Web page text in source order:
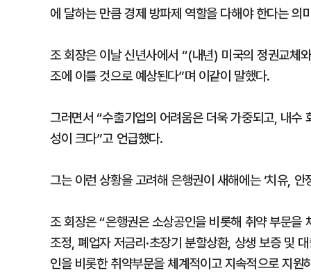
에 달하는 만큼 경제 방파제 역할을 다해야 한다는 의
조 회장은 이날 신년사에서 “(내년) 미국의 정권교체
조에 이를 것으로 예상된다”며 이같이 말했다.
그러면서 “수출기업의 어려움은 더욱 가중되고, 내
성이 크다”고 언급했다.
그는 이런 상황을 고려해 은행권이 새해에는 ‘치유,
조 회장은 “은행권은 소상공인을 비롯해 취약 부문
조정, 폐업자 저금리·초장기 분할상환, 상생 보증 및
인을 비롯한 취약부문을 체계적이고 지속적으로 지원